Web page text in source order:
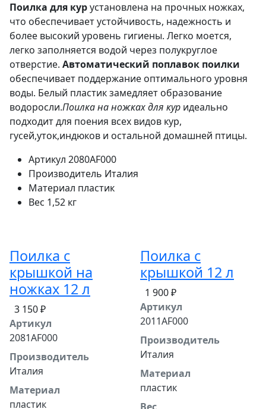
Поилка для курустановлена на прочных ножках,
что обеспечивает устойчивость, надежность и
более высокий уровень гигиены. Легко моется,
легко заполняется водой через полукруглое
отверстие. Автоматический поплавок поилки
обеспечивает поддержание оптимального уровня
воды. Белый пластик замедляет образование
водоросли.Поилка на ножках для кур идеально
подходит для поения всех видов кур,
гусей,уток,индюков и остальной домашней птицы.
Артикул 2080AF000
Производитель Италия
Материал пластик
Вес 1,52 кг
Поилка с
крышкой на
ножках 12 л
3 150 ₽
Артикул
2081AF000
Производитель
Италия
Материал
пластик
Поилка с
крышкой 12 л
1 900 ₽
Артикул
2011AF000
Производитель
Италия
Материал
пластик